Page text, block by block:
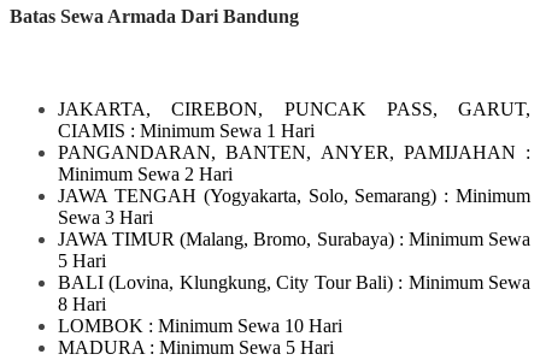
Batas Sewa Armada Dari Bandung
JAKARTA, CIREBON, PUNCAK PASS, GARUT,
CIAMIS : Minimum Sewa 1 Hari
PANGANDARAN, BANTEN, ANYER, PAMIJAHAN :
Minimum Sewa 2 Hari
JAWA TENGAH (Yogyakarta, Solo, Semarang) : Minimum
Sewa 3 Hari
JAWA TIMUR(Malang, Bromo, Surabaya) : Minimum Sewa
5 Hari
BALI (Lovina, Klungkung, City Tour Bali) : Minimum Sewa
8 Hari
LOMBOK : Minimum Sewa 10 Hari
MADURA : Minimum Sewa 5 Hari